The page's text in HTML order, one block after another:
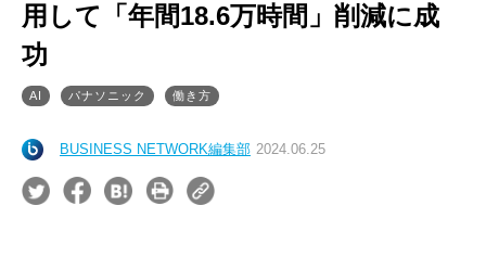
用して「年間18.6万時間」削減に成
功
AI パナソニック 働き方
BUSINESS NETWORK編集部 2024.06.25